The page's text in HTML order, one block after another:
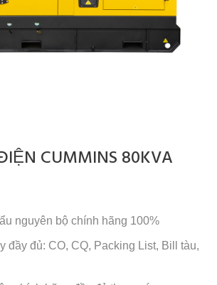
CUMMINS 80KVA
nguyên bộ chính hãng 100%
đầy đủ: CO, CQ, Packing List, Bill tàu,